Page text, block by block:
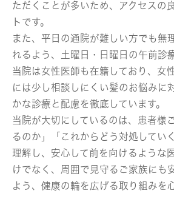
ただくことが多いため、アクセスの
トです。
また、平日の通院が難しい方でも無
れるよう、土曜日・日曜日の午前診
当院は女性医師も在籍しており、女
には少し相談しにくい髪のお悩みに
かな診療と配慮を徹底しています。
当院が大切にしているのは、患者様
るのか」「これからどう対処してい
理解し、安心して前を向けるような
けでなく、周囲で見守るご家族にも
よう、健康の輪を広げる取り組みを